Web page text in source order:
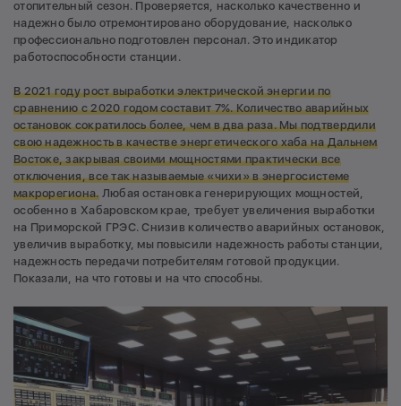
отопительный сезон. Проверяется, насколько качественно и
надежно было отремонтировано оборудование, насколько
профессионально подготовлен персонал. Это индикатор
работоспособности станции.
В 2021 году рост выработки электрической энергии по
сравнению с 2020 годом составит 7%. Количество аварийных
остановок сократилось более, чем в два раза. Мы подтвердили
свою надежность в качестве энергетического хаба на Дальнем
Востоке, закрывая своими мощностями практически все
отключения, все так называемые«чихи»в энергосистеме
макрорегиона.Любая остановка генерирующих мощностей,
особенно в Хабаровском крае, требует увеличения выработки
на Приморской ГРЭС. Снизив количество аварийных остановок,
увеличив выработку, мы повысили надежность работы станции,
надежность передачи потребителям готовой продукции.
Показали, на что готовы и на что способны.